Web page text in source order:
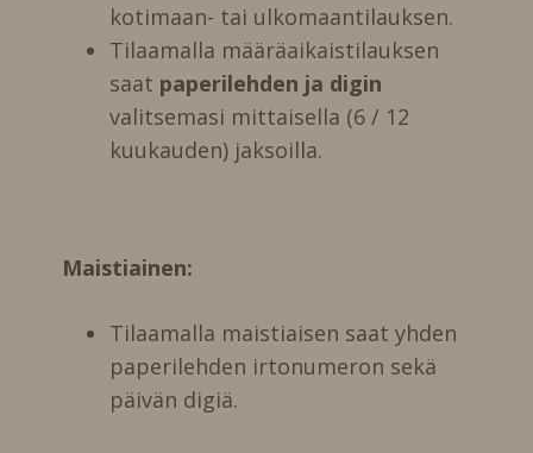
kotimaan- tai ulkomaantilauksen.
Tilaamalla määräaikaistilauksen
saat paperilehden ja digin
valitsemasi mittaisella (6 / 12
kuukauden) jaksoilla.
Maistiainen:
Tilaamalla maistiaisen saat yhden
paperilehden irtonumeron sekä
päivän digiä.